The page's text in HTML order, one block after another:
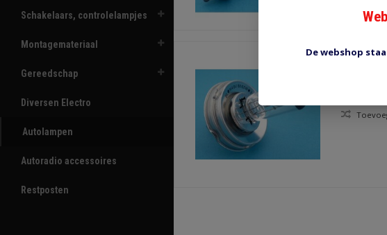
Schakelaars, controlelampjes
Montagemateriaal
Gereedschap
Diversen Electro
Autolampen
Autoradio accessoires
Restposten
De webshop